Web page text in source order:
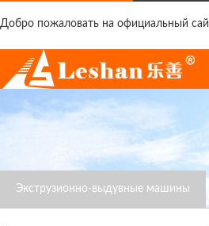
Добро пожаловать на официальный
Экструзионно-выдувные машины